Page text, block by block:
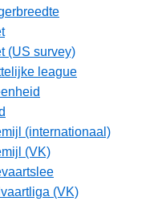
(US survey)
league
(internationaal)
(VK)
(VK)